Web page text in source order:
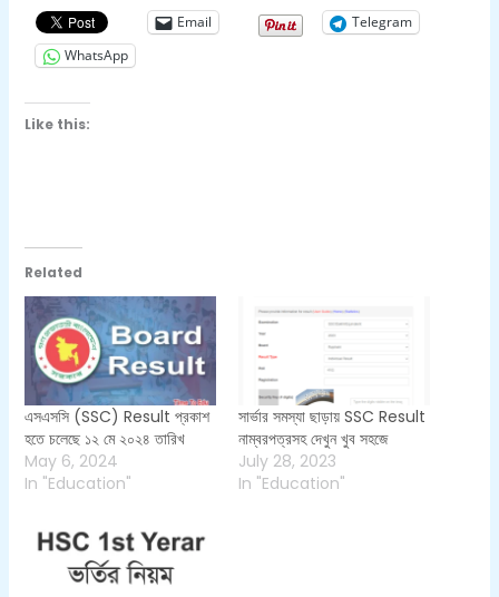
Email
Telegram
WhatsApp
Like this:
Related
এসএসসি (SSC) Result প্রকাশ
হতে চলেছে ১২ মে ২০২৪ তারিখ
May 6, 2024
In "Education"
সার্ভার সমস্যা ছাড়ায় SSC Result
নাম্বরপত্রসহ দেখুন খুব সহজে
July 28, 2023
In "Education"